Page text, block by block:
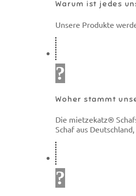
Warum ist jedes
Unsere Produkte
Woher stammt
Die mietzekatz®
Schaf aus